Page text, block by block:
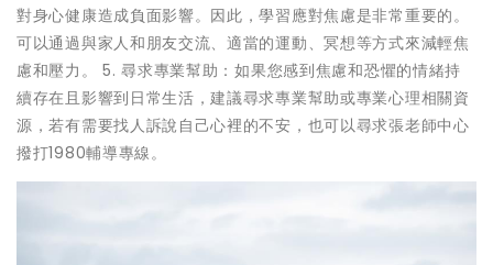
對身心健康造成負面影響。因此，學習應對焦慮是非常重要的。
可以通過與家人和朋友交流、適當的運動、冥想等方式來減輕焦
慮和壓力。 5. 尋求專業幫助：如果您感到焦慮和恐懼的情緒持
續存在且影響到日常生活，建議尋求專業幫助或專業心理相關資
源，若有需要找人訴說自己心裡的不安，也可以尋求張老師中心
撥打1980輔導專線。